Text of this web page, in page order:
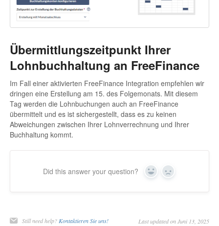
Übermittlungszeitpunkt Ihrer
Lohnbuchhaltung an FreeFinance
Im Fall einer aktivierten FreeFinance Integration empfehlen wir
dringen eine Erstellung am 15. des Folgemonats. Mit diesem
Tag werden die Lohnbuchungen auch an FreeFinance
übermittelt und es ist sichergestellt, dass es zu keinen
Abweichungen zwischen Ihrer Lohnverrechnung und Ihrer
Buchhaltung kommt.
Did this answer your question? Yes No
Still need help?Kontaktieren Sie uns! Last updated on Juni 13, 2025